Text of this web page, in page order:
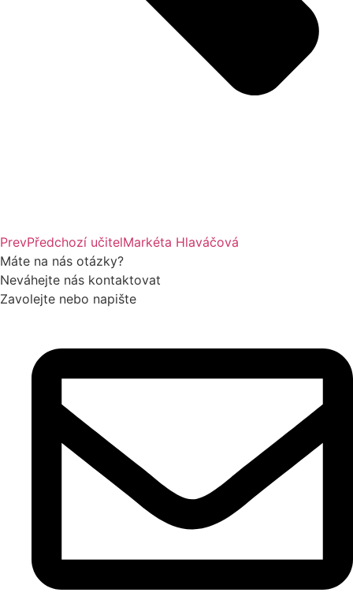
PrevPředchozí učitelMarkéta Hlaváčová
Máte na nás otázky?
Neváhejte nás kontaktovat
Zavolejte nebo napište